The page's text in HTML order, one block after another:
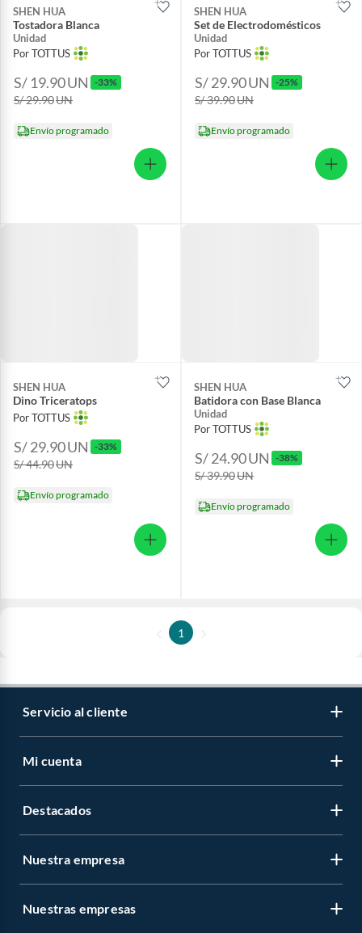
SHEN HUA
Tostadora Blanca
Unidad
Por TOTTUS
S/ 19.90UN -33%
S/ 29.90UN
Envío programado
SHEN HUA
Set de Electrodomésticos
Unidad
Por TOTTUS
S/ 29.90UN -25%
S/ 39.90UN
Envío programado
SHEN HUA
Dino Triceratops
Por TOTTUS
S/ 29.90UN -33%
S/ 44.90UN
Envío programado
SHEN HUA
Batidora con Base Blanca
Unidad
Por TOTTUS
S/ 24.90UN -38%
S/ 39.90UN
Envío programado
1
Servicio al cliente
Mi cuenta
Destacados
Nuestra empresa
Nuestras empresas